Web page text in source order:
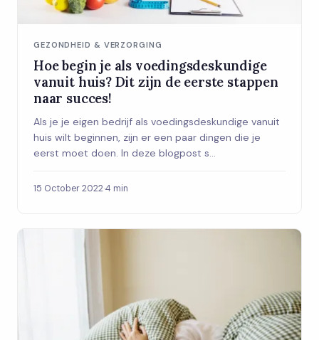
GEZONDHEID & VERZORGING
Hoe begin je als voedingsdeskundige
vanuit huis? Dit zijn de eerste stappen
naar succes!
Als je je eigen bedrijf als voedingsdeskundige vanuit
huis wilt beginnen, zijn er een paar dingen die je
eerst moet doen. In deze blogpost s...
15 October 2022·4 min